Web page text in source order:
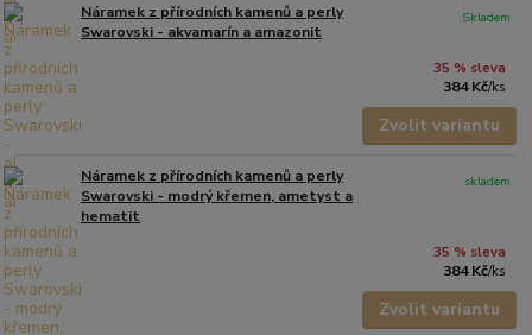
Náramek z přírodních kamenů a perly
Swarovski - akvamarín a amazonit
35 % sleva
384 Kč/ks
Skladem
Zvolit variantu
Náramek z přírodních kamenů a perly
Swarovski - modrý křemen, ametyst a
hematit
35 % sleva
384 Kč/ks
skladem
Zvolit variantu